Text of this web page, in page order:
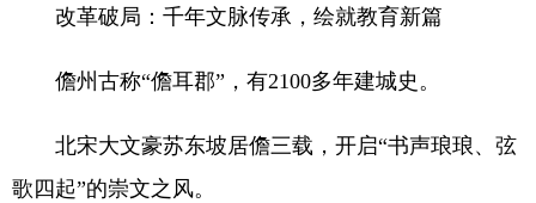
改革破局：千年文脉传承，绘就教育新篇
儋州古称“儋耳郡”，有2100多年建城史。
北宋大文豪苏东坡居儋三载，开启“书声琅琅、弦
歌四起”的崇文之风。